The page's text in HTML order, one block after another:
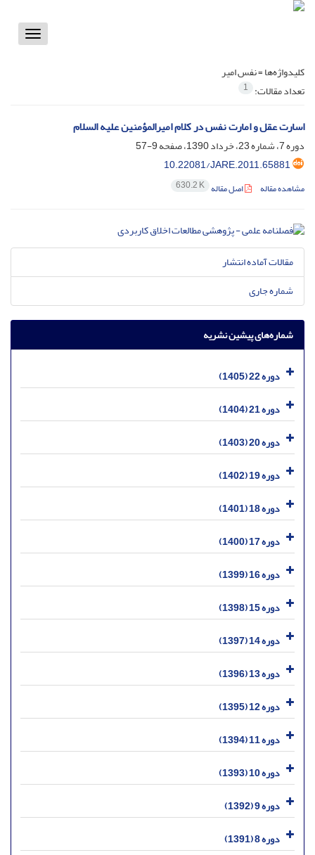
Toggle
کلیدواژه‌ها =نفس امیر
تعداد مقالات: 1
اسارت عقل و امارت نفس در کلام امیرالمؤمنین علیه السلام
دوره 7، شماره 23، خرداد 1390، صفحه
9-57
10.22081/JARE.2011.65881
مشاهده مقاله اصل مقاله 630.2 K
مقالات آماده انتشار
شماره جاری
شماره‌های پیشین نشریه
دوره 22 (1405)
دوره 21 (1404)
دوره 20 (1403)
دوره 19 (1402)
دوره 18 (1401)
دوره 17 (1400)
دوره 16 (1399)
دوره 15 (1398)
دوره 14 (1397)
دوره 13 (1396)
دوره 12 (1395)
دوره 11 (1394)
دوره 10 (1393)
دوره 9 (1392)
دوره 8 (1391)